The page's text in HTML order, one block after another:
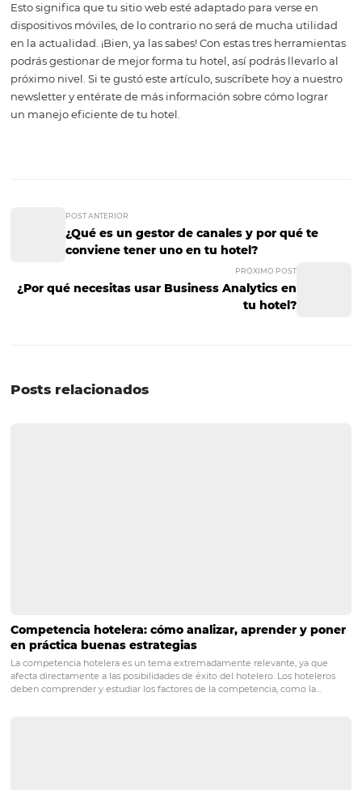
de tus posibles huéspedes no será un tema de
que podrán acceder vía web.
Que sea intuitivo
Los CRM manejan mucha información, por lo cual es
que los huéspedes puedan acceder de una manera
¿Sabes si el website de tu hotel está diseñado para
smartphones? Si la respuesta es negativa, debes saber
según la Asociación de InternetMX, en 2017,al menos el
los mexicanos ingresó a la web desde su teléfono
podrás gestionar de mejor forma tu hotel, así podrás
PRÓXIMO POST
¿Por qué necesitas usar Business Analytics en
tu hotel?